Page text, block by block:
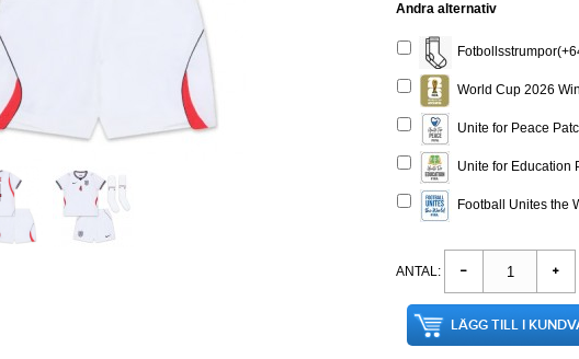
Andra alternativ
World Cup 2026
Unite for Peace
Unite for Education
Football Unites the
ANTAL:
LÄGG TILL I